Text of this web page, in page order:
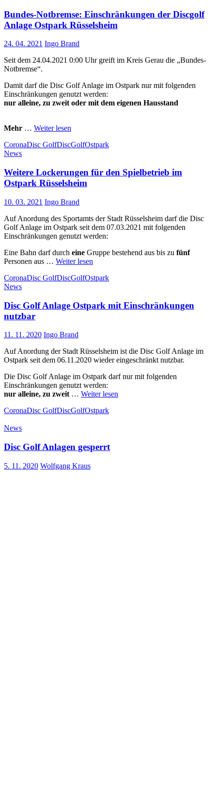
Bundes-Notbremse: Einschränkungen der Discgolf
Anlage Ostpark Rüsselsheim
24. 04. 2021 Ingo Brand
Seit dem 24.04.2021 0:00 Uhr greift im Kreis Gerau die „Bundes-
Notbremse“.
Damit darf die Disc Golf Anlage im Ostpark nur mit folgenden
Einschränkungen genutzt werden:
nur alleine, zu zweit oder mit dem eigenen Hausstand
Mehr … Weiter lesen
CoronaDisc GolfDiscGolfOstpark
News
Weitere Lockerungen für den Spielbetrieb im
Ostpark Rüsselsheim
10. 03. 2021 Ingo Brand
Auf Anordung des Sportamts der Stadt Rüsselsheim darf die Disc
Golf Anlage im Ostpark seit dem 07.03.2021 mit folgenden
Einschränkungen genutzt werden:
Eine Bahn darf durch eine Gruppe bestehend aus bis zu fünf
Personen aus … Weiter lesen
CoronaDisc GolfDiscGolfOstpark
News
Disc Golf Anlage Ostpark mit Einschränkungen
nutzbar
11. 11. 2020 Ingo Brand
Auf Anordung der Stadt Rüsselsheim ist die Disc Golf Anlage im
Ostpark seit dem 06.11.2020 wieder eingeschränkt nutzbar.
Die Disc Golf Anlage im Ostpark darf nur mit folgenden
Einschränkungen genutzt werden:
nur alleine, zu zweit … Weiter lesen
CoronaDisc GolfDiscGolfOstpark
News
Disc Golf Anlagen gesperrt
5. 11. 2020 Wolfgang Kraus